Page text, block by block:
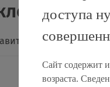
шт.)
в сравнение
доступа
Сайт содержит
возраста.